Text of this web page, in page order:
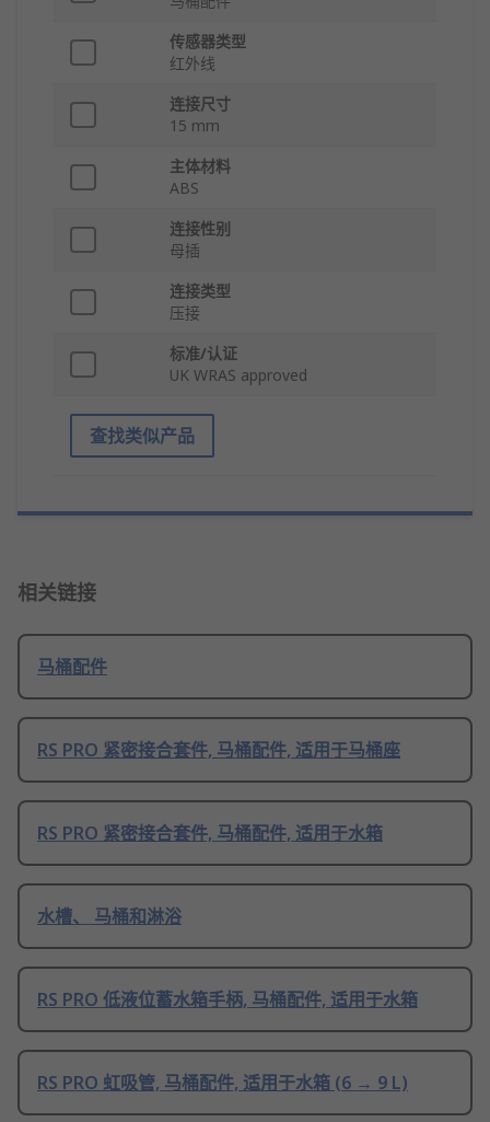
传感器类型
红外线
连接尺寸
15 mm
主体材料
ABS
连接性别
母插
连接类型
压接
标准/认证
UK WRAS approved
查找类似产品
相关链接
马桶配件
RS PRO 紧密接合套件, 马桶配件, 适用于马桶座
RS PRO 紧密接合套件, 马桶配件, 适用于水箱
水槽、 马桶和淋浴
RS PRO 低液位蓄水箱手柄, 马桶配件, 适用于水箱
RS PRO 虹吸管, 马桶配件, 适用于水箱 (6 → 9 L)